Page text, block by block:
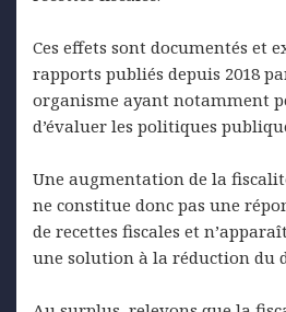
Ces effets sont documentés et
rapports publiés depuis 2018
organisme ayant notamment
d’évaluer les politiques
Une augmentation de la
ne constitue donc pas une
de recettes fiscales et
une solution à la réduction du